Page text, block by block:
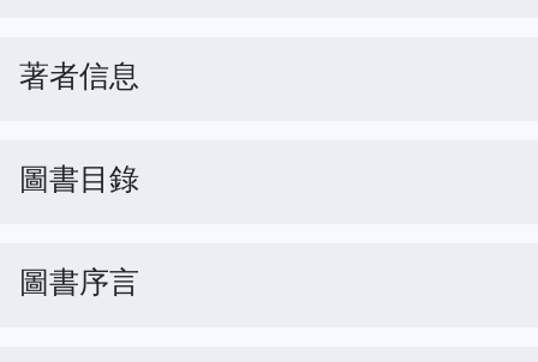
著者信息
圖書目錄
圖書序言